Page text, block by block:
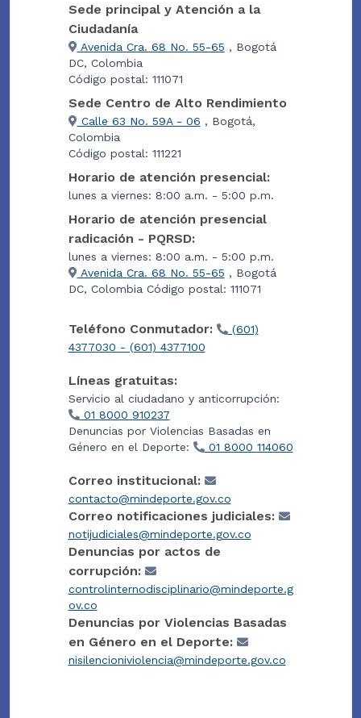
Sede principal y Atención a la
Ciudadanía
Avenida Cra. 68 No. 55-65 , Bogotá
DC, Colombia
Código postal: 111071
Sede Centro de Alto Rendimiento
Calle 63 No. 59A - 06 , Bogotá,
Colombia
Código postal: 111221
Horario de atención presencial:
lunes a viernes: 8:00 a.m. - 5:00 p.m.
Horario de atención presencial
radicación - PQRSD:
lunes a viernes: 8:00 a.m. - 5:00 p.m.
Avenida Cra. 68 No. 55-65 , Bogotá
DC, Colombia Código postal: 111071
Teléfono Conmutador:
(601)
4377030 - (601) 4377100
Líneas gratuitas:
Servicio al ciudadano y anticorrupción:
01 8000 910237
Denuncias por Violencias Basadas en
Género en el Deporte:
01 8000 114060
Correo institucional:
contacto@mindeporte.gov.co
Correo notificaciones judiciales:
notijudiciales@mindeporte.gov.co
Denuncias por actos de
corrupción:
controlinternodisciplinario@mindeporte.g
ov.co
Denuncias por Violencias Basadas
en Género en el Deporte:
nisilencioniviolencia@mindeporte.gov.co